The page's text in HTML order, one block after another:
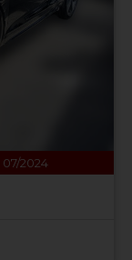
07/2024